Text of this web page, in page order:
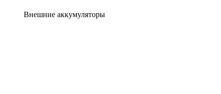
Внешние аккумуляторы